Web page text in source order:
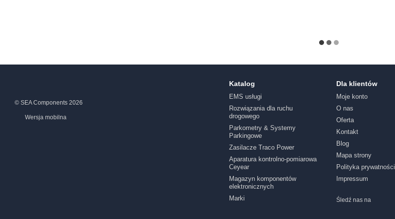
© SEA Components 2026
Wersja mobilna
Katalog
EMS usługi
Rozwiązania dla ruchu
drogowego
Parkometry & Systemy
Parkingowe
Zasilacze Traco Power
Aparatura kontrolno-pomiarowa
Ceyear
Magazyn komponentów
elektronicznych
Marki
Dla klientów
Moje konto
O nas
Oferta
Kontakt
Blog
Mapa strony
Polityka prywatności
Impressum
Śledź nas na